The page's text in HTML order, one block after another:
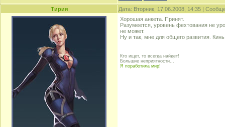
Тирия Дата: Вторник, 17.06.2008, 14:35 |
Хорошая анкета. Принят.
Разумеется, уровень фехтования не
не может.
Ну и так, мне для общего развития.
Кто ищет, то всегда найдет!
Большие неприятности...
Я поработила мир!